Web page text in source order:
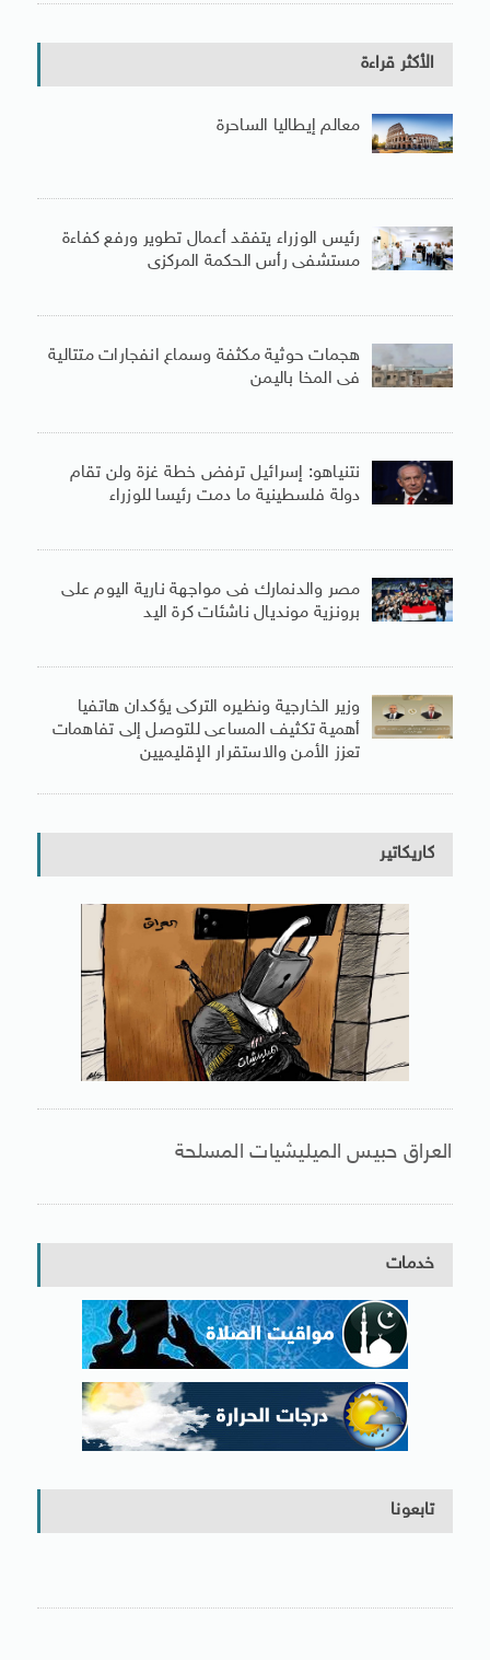
الأكثر قراءة
معالم إيطاليا الساحرة
رئيس الوزراء يتفقد أعمال تطوير ورفع كفاءة
مستشفى رأس الحكمة المركزى
هجمات حوثية مكثفة وسماع انفجارات متتالية
فى المخا باليمن
نتنياهو: إسرائيل ترفض خطة غزة ولن تقام
دولة فلسطينية ما دمت رئيسا للوزراء
مصر والدنمارك فى مواجهة نارية اليوم على
برونزية مونديال ناشئات كرة اليد
وزير الخارجية ونظيره التركى يؤكدان هاتفيا
أهمية تكثيف المساعى للتوصل إلى تفاهمات
تعزز الأمن والاستقرار الإقليميين
كاريكاتير
العراق حبيس الميليشيات المسلحة
خدمات
تابعونا